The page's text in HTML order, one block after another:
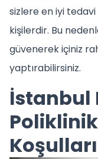
sizlere en iyi
kişilerdir. Bu
güvenerek içiniz
yaptırabilirsiniz.
İstanbul
Koşulları